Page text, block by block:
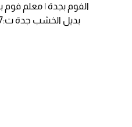
الفوم بجدة | معلم فوم